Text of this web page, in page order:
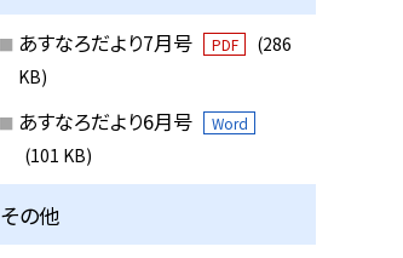
あすなろだより7月号 PDF
(286
KB)
あすなろだより6月号 Word
(101 KB)
その他